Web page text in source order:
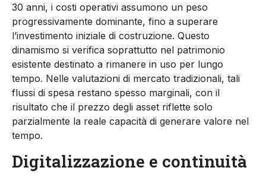
30 anni, i costi operativi assumono un peso
progressivamente dominante, fino a superare
l’investimento iniziale di costruzione. Questo
dinamismo si verifica soprattutto nel patrimonio
esistente destinato a rimanere in uso per lungo
tempo. Nelle valutazioni di mercato tradizionali, tali
flussi di spesa restano spesso marginali, con il
risultato che il prezzo degli asset riflette solo
parzialmente la reale capacità di generare valore nel
tempo.
Digitalizzazione e continuità